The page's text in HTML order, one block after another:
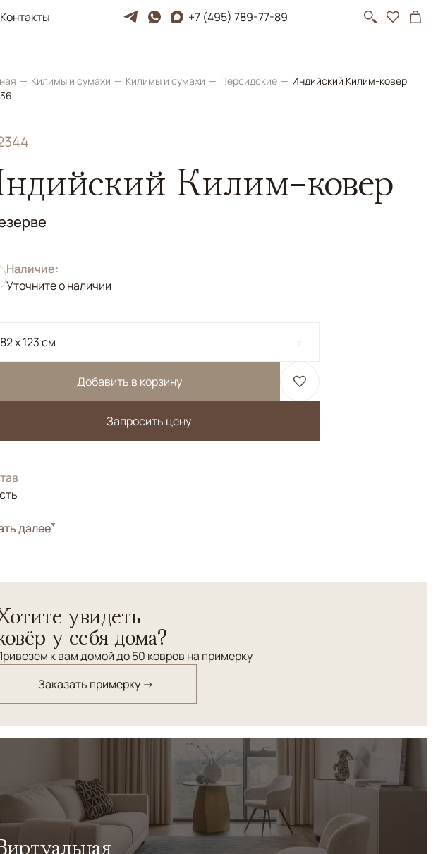
Контакты +7 (495) 789-77-89
Килимы и сумахи Килимы и сумахи Персидские
Индийский Килим-ковер
Килим-ковер
Наличие:
Уточните о наличии
x 123 см
Добавить в корзину
Запросить цену
Килимы и сумахи
br>100% шерсть.<br>
далее
увидеть
у себя дома?
к вам домой до 50 ковров на примерку
Заказать примерку →